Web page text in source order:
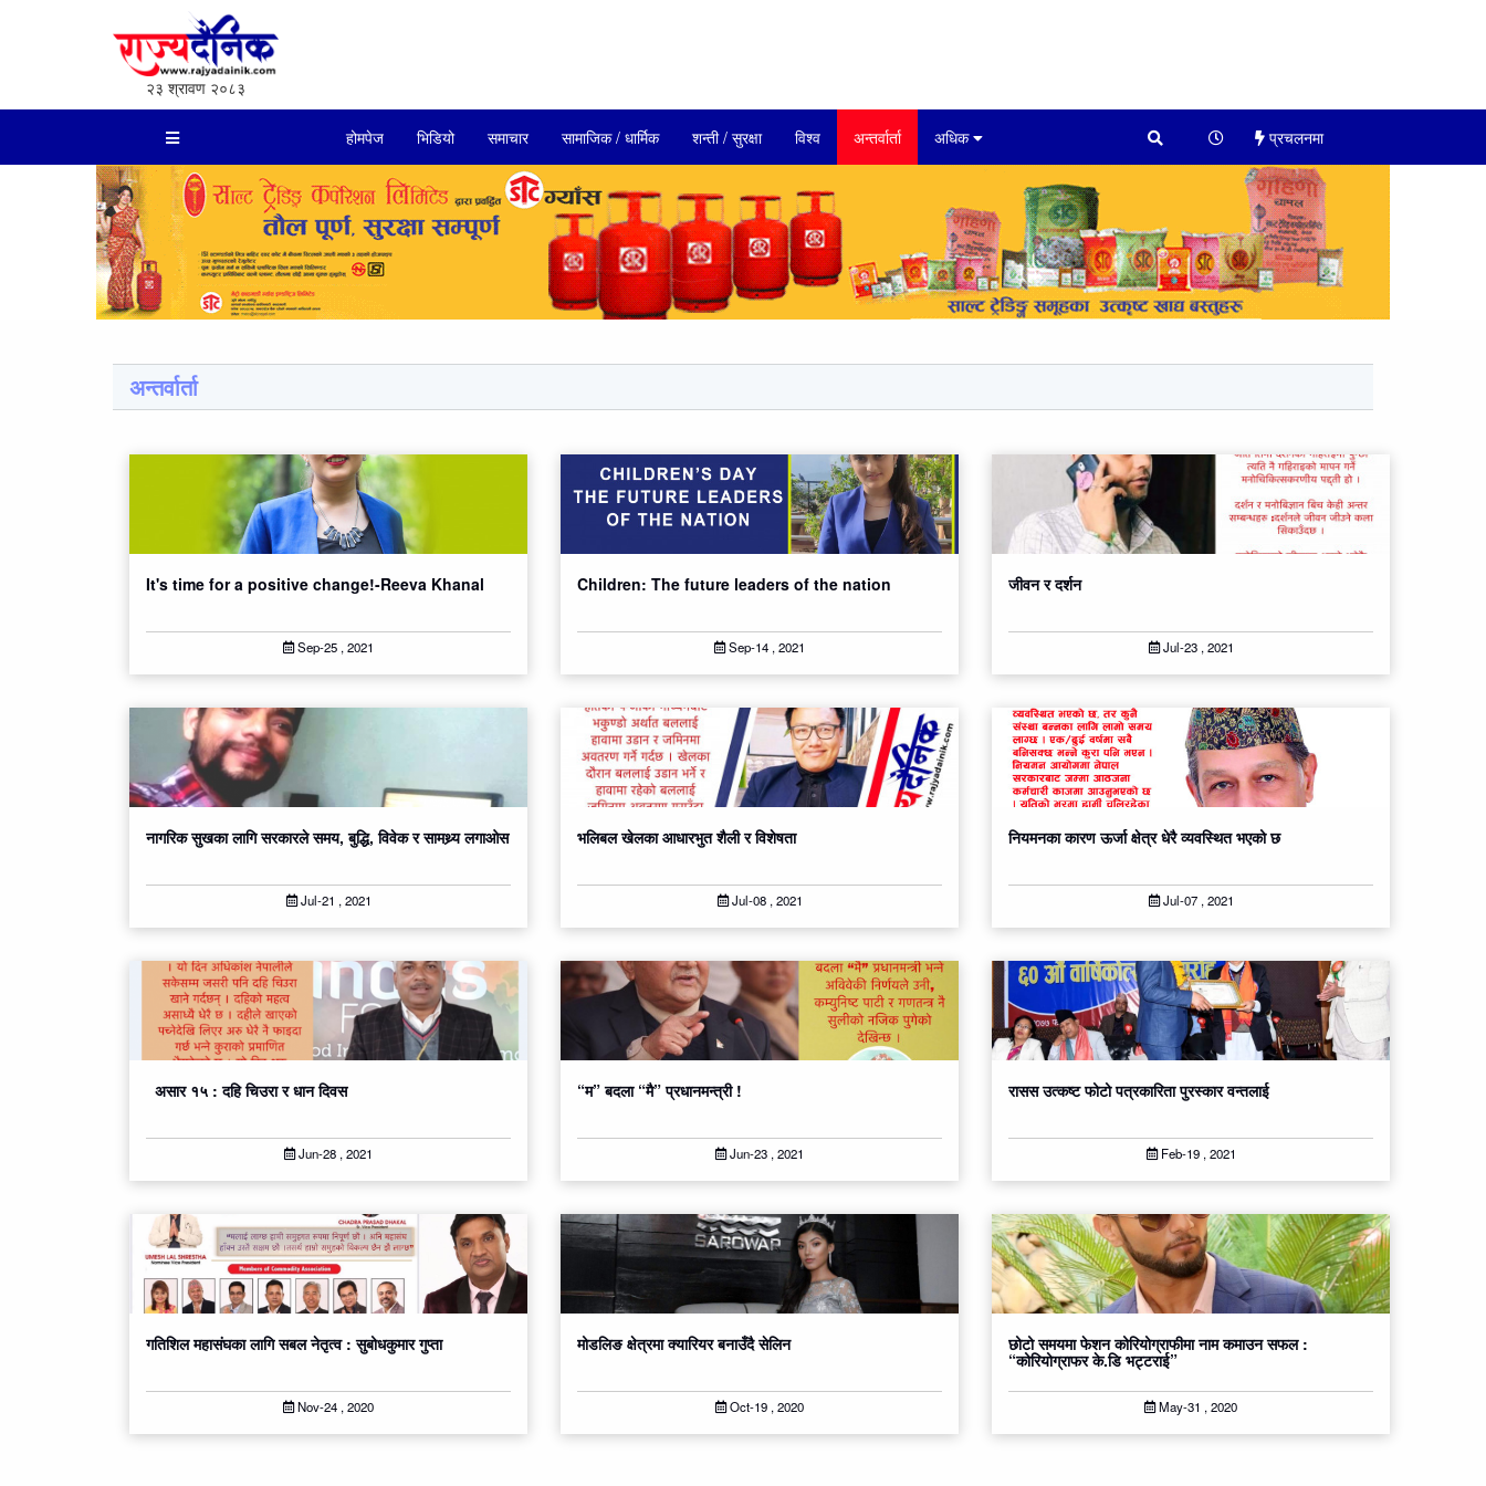
२३ श्रावण २०८३
होमपेज भिडियो समाचार सामाजिक / धार्मिक शन्ती / सुरक्षा विश्व अन्तर्वार्ता अधिक प्रचलनमा
अन्तर्वार्ता
It's time for a positive change!-Reeva Khanal
Sep-25 , 2021
Children: The future leaders of the nation
Sep-14 , 2021
जीवन र दर्शन
Jul-23 , 2021
नागरिक सुखका लागि सरकारले समय, बुद्धि, विवेक र सामथ्र्य लगाओस
Jul-21 , 2021
भलिबल खेलका आधारभुत शैली र विशेषता
Jul-08 , 2021
नियमनका कारण ऊर्जा क्षेत्र धेरै व्यवस्थित भएको छ
Jul-07 , 2021
असार १५ : दहि चिउरा र धान दिवस
Jun-28 , 2021
“म” बदला “मै” प्रधानमन्त्री !
Jun-23 , 2021
रासस उत्कष्ट फोटो पत्रकारिता पुरस्कार वन्तलाई
Feb-19 , 2021
गतिशिल महासंघका लागि सबल नेतृत्व : सुबोधकुमार गुप्ता
Nov-24 , 2020
मोडलिङ क्षेत्रमा क्यारियर बनाउँदै सेलिन
Oct-19 , 2020
छोटो समयमा फेशन कोरियोग्राफीमा नाम कमाउन सफल :
“कोरियोग्राफर के.डि भट्टराई”
May-31 , 2020